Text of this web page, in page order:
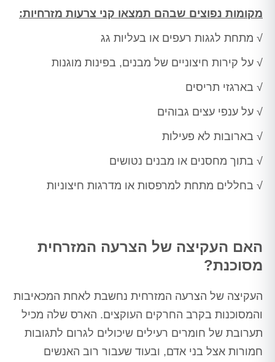
מקומות נפוצים שבהם תמצאו קני צרעות מזרחיות:
√ מתחת לגגות רעפים או בעליות גג
√ על קירות חיצוניים של מבנים, בפינות מוגנות
√ בארגזי תריסים
√ על ענפי עצים גבוהים
√ בארובות לא פעילות
√ בתוך מחסנים או מבנים נטושים
√ בחללים מתחת למרפסות או מדרגות חיצוניות
האם העקיצה של הצרעה המזרחית
מסוכנת?
העקיצה של הצרעה המזרחית נחשבת לאחת המכאיבות
והמסוכנות בקרב החרקים העוקצים. הארס שלה מכיל
תערובת של חומרים רעילים שיכולים לגרום לתגובות
חמורות אצל בני אדם, ובעוד שעבור רוב האנשים